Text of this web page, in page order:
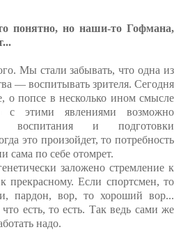
понятно, но наши-то Гофмана,
Мы стали забывать, что одна из
— воспитывать зрителя. Сегодня
о попсе в несколько ином смысле
с этими явлениями возможно
воспитания и подготовки
это произойдет, то потребность
сама по себе отомрет.
заложено стремление к
прекрасному. Если спортсмен, то
пардон, вор, то хороший вор...
есть, то есть. Так ведь сами же
надо.